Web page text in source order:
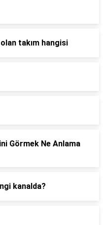
takım hangisi
Görmek Ne Anlama
kanalda?